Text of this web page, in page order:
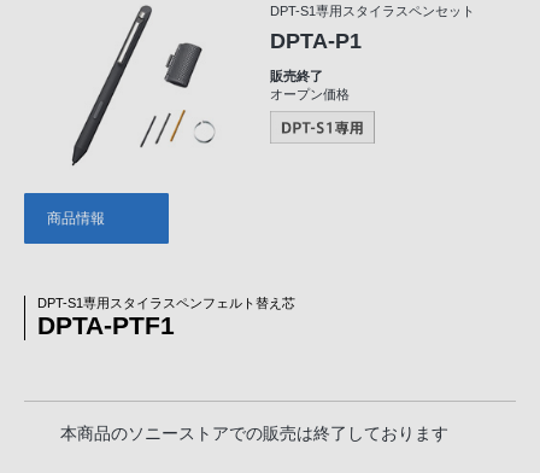
DPT-S1専用スタイラスペンセット
DPTA-P1
販売終了
オープン価格
商品情報
DPT-S1専用スタイラスペンフェルト替え芯
DPTA-PTF1
本商品のソニーストアでの販売は終了しております